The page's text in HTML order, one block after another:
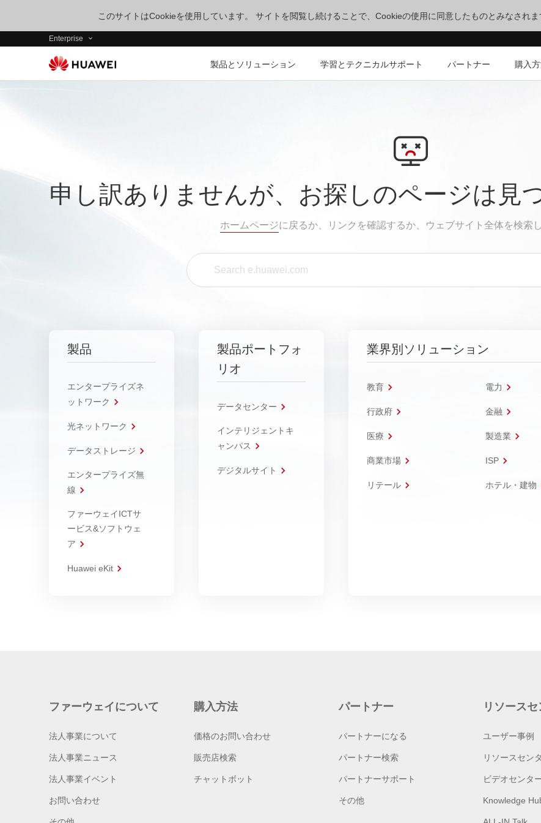
このサイトはCookieを使用しています。 サイトを閲覧し続けることで、Cookieの使用に同意したものとみなされま
Enterprise
製品とソリューション 学習とテクニカルサポート パートナー 購入
申し訳ありませんが、お探しのページは見
ホームページに戻るか、リンクを確認するか、ウェブサイト全体を検索
製品
エンタープライズネ
ットワーク
光ネットワーク
データストレージ
エンタープライズ無
線
ファーウェイICTサ
ービス&ソフトウェ
ア
Huawei eKit
製品ポートフォ
リオ
データセンター
インテリジェントキ
ャンパス
デジタルサイト
業界別ソリューション
教育 電力
行政府 金融
医療 製造業
商業市場 ISP
リテール ホテル・建物
ファーウェイについて
法人事業について
法人事業ニュース
法人事業イベント
お問い合わせ
購入方法
価格のお問い合わせ
販売店検索
チャットボット
パートナー
パートナーになる
パートナー検索
パートナーサポート
その他
リソース
ユーザー事例
リソースセン
ビデオセンタ
Knowledge